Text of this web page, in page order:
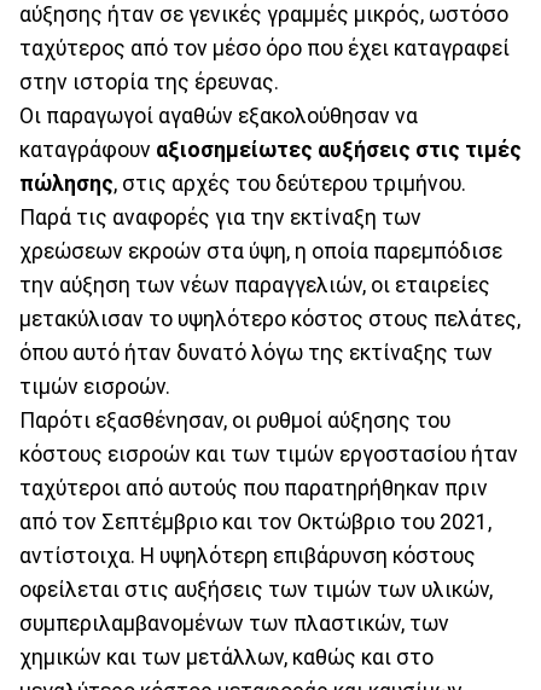
αύξησης ήταν σε γενικές γραμμές μικρός, ωστόσο
ταχύτερος από τον μέσο όρο που έχει καταγραφεί
στην ιστορία της έρευνας.
Οι παραγωγοί αγαθών εξακολούθησαν να
καταγράφουν αξιοσημείωτες αυξήσεις στις τιμές
πώλησης, στις αρχές του δεύτερου τριμήνου.
Παρά τις αναφορές για την εκτίναξη των
χρεώσεων εκροών στα ύψη, η οποία παρεμπόδισε
την αύξηση των νέων παραγγελιών, οι εταιρείες
μετακύλισαν το υψηλότερο κόστος στους πελάτες,
όπου αυτό ήταν δυνατό λόγω της εκτίναξης των
τιμών εισροών.
Παρότι εξασθένησαν, οι ρυθμοί αύξησης του
κόστους εισροών και των τιμών εργοστασίου ήταν
ταχύτεροι από αυτούς που παρατηρήθηκαν πριν
από τον Σεπτέμβριο και τον Οκτώβριο του 2021,
αντίστοιχα. Η υψηλότερη επιβάρυνση κόστους
οφείλεται στις αυξήσεις των τιμών των υλικών,
συμπεριλαμβανομένων των πλαστικών, των
χημικών και των μετάλλων, καθώς και στο